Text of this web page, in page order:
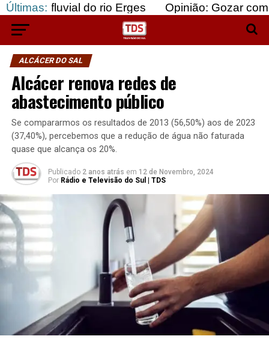
Últimas:
do rio Erges Opinião: Gozar com doentes e
ALCÁCER DO SAL
Alcácer renova redes de
abastecimento público
Se compararmos os resultados de 2013 (56,50%) aos de 2023
(37,40%), percebemos que a redução de água não faturada
quase que alcança os 20%.
Publicado 2 anos atrás em 12 de Novembro, 2024
Por Rádio e Televisão do Sul | TDS